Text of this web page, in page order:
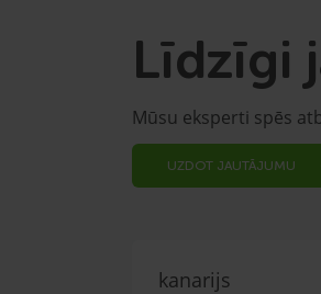
Līdzīgi
Mūsu eksperti spēs
UZDOT JAUTĀJUMU
kanarijs